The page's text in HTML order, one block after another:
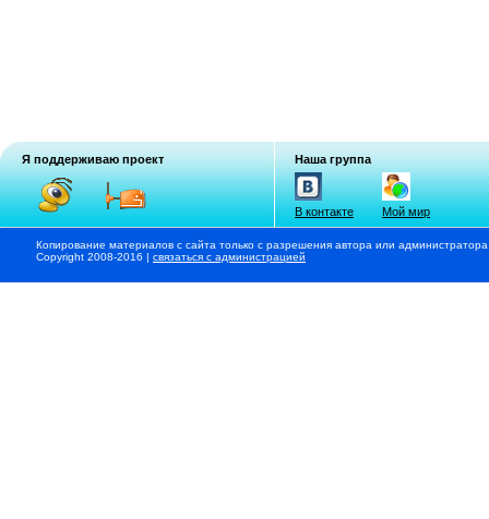
Я поддерживаю проект Наша группа
В контакте Мой мир
Копирование материалов с сайта только с разрешения автора или
Copyright 2008-2016 | связаться с администрацией